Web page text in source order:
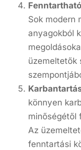
Sok modern
anyagokból
üzemeltetők
könnyen
minőségétől
Az
fenntartási